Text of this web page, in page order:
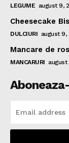
LEGUME august 9,
Cheesecake
DULCIURI august 9,
Mancare de
MANCARURI august